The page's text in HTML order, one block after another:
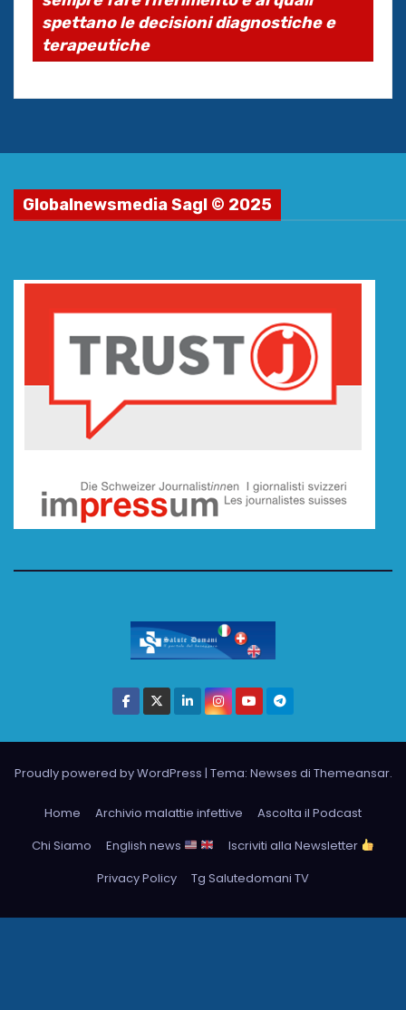
spettano le decisioni diagnostiche e
terapeutiche
Globalnewsmedia Sagl © 2025
Proudly powered by WordPress | Tema: Newses di Themeansar.
Home Archivio malattie infettive
Ascolta il Podcast
Chi Siamo
English news
Iscriviti alla Newsletter
Privacy Policy
Tg Salutedomani TV